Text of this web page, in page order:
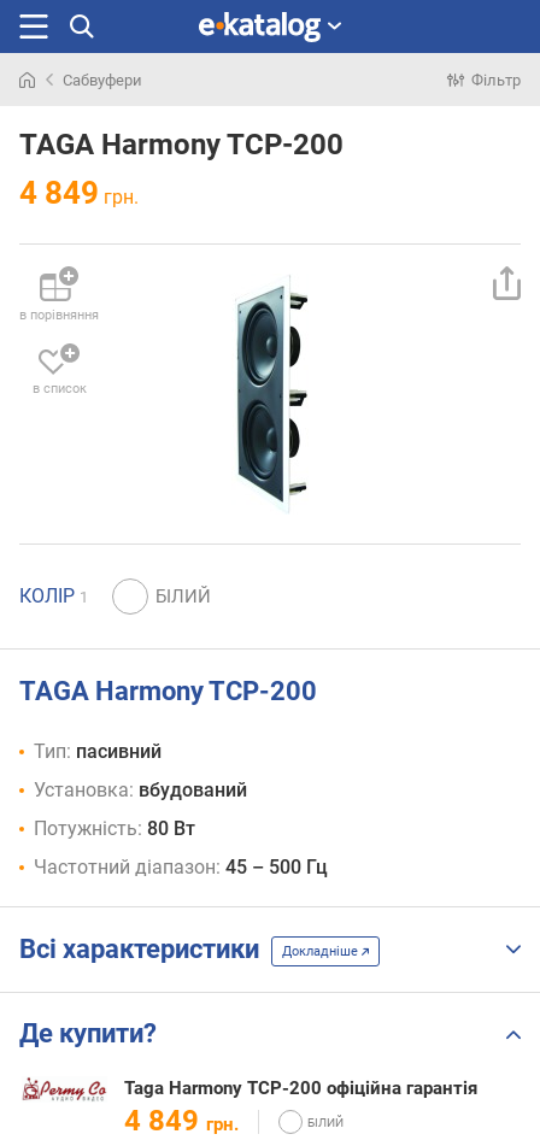
раніше
Сабвуфери Фільтр
TAGA Harmony TCP-200
4 849 грн.
в порівняння
в список
КОЛІР 1
TAGA Harmony TCP-200
Тип: пасивний
Установка: вбудований
Потужність: 80 Вт
Частотний діапазон: 45 – 500 Гц
Всі характеристики Докладніше
Де купити?
Taga Harmony TCP-200 офіційна гарантія
4 849 грн.